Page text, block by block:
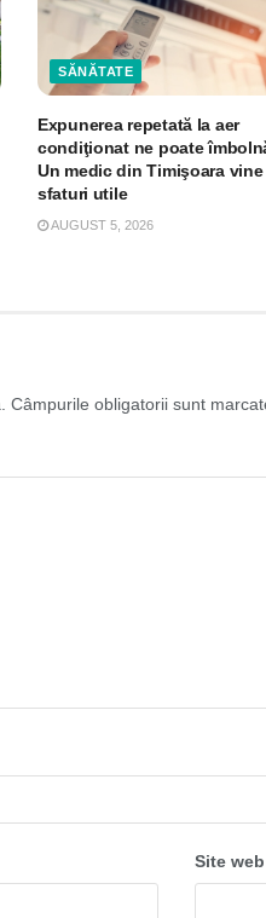
SĂNĂTATE
Expunerea repetată la aer
condiţionat ne poate
Un medic din Timişoara vine
sfaturi utile
AUGUST 5, 2026
Câmpurile obligatorii sunt
Site web